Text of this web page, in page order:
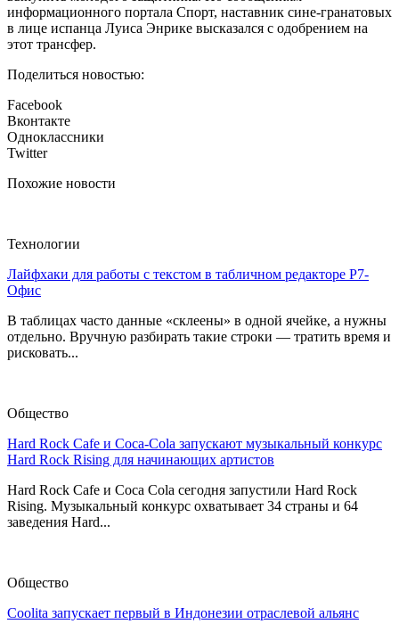
информационного портала Спорт, наставник сине-гранатовых
в лице испанца Луиса Энрике высказался с одобрением на
этот трансфер.
Поделиться новостью:
Facebook
Вконтакте
Одноклассники
Twitter
Похожие новости
Технологии
Лайфхаки для работы с текстом в табличном редакторе Р7-
Офис
В таблицах часто данные «склеены» в одной ячейке, а нужны
отдельно. Вручную разбирать такие строки — тратить время и
рисковать...
Общество
Hard Rock Cafe и Coca-Cola запускают музыкальный конкурс
Hard Rock Rising для начинающих артистов
Hard Rock Cafe и Coca Cola сегодня запустили Hard Rock
Rising. Музыкальный конкурс охватывает 34 страны и 64
заведения Hard...
Общество
Coolita запускает первый в Индонезии отраслевой альянс